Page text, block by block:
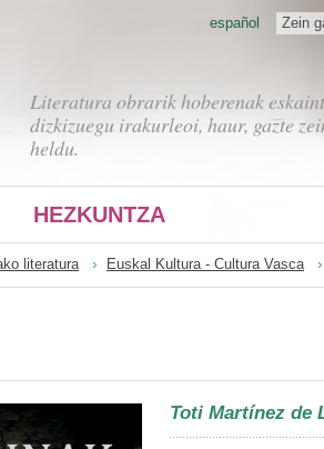
Literatura obrarik hoberenak
dizkizuegu irakurleoi, haur, gazte
heldu.
Zein
español
HEZKUNTZA
literatura Euskal Kultura - Cultura Vasca
Toti Martínez de